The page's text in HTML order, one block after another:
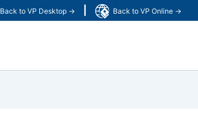
Back to VP Desktop → Back to VP Online →